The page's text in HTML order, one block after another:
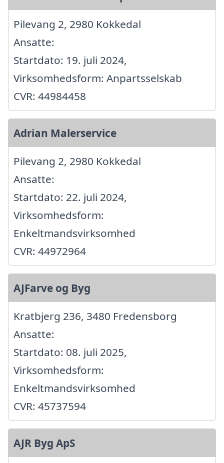
Pilevang 2, 2980 Kokkedal
Ansatte:
Startdato: 19. juli 2024,
Virksomhedsform: Anpartsselskab
CVR: 44984458
Adrian Malerservice
Pilevang 2, 2980 Kokkedal
Ansatte:
Startdato: 22. juli 2024,
Virksomhedsform:
Enkeltmandsvirksomhed
CVR: 44972964
AJFarve og Byg
Kratbjerg 236, 3480 Fredensborg
Ansatte:
Startdato: 08. juli 2025,
Virksomhedsform:
Enkeltmandsvirksomhed
CVR: 45737594
AJR Byg ApS